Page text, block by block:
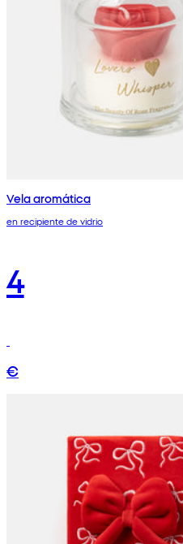
Vela aromática
en recipiente de vidrio
4
€